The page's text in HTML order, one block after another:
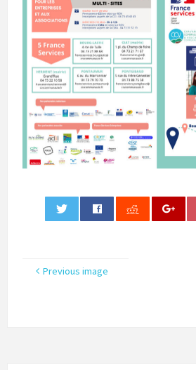
Previous image